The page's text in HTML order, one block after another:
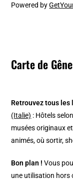
Powered by
Carte de
Retrouvez tous
(Italie) : Hôtels
musées originaux
animés, où sortir,
Bon plan ! Vous
une utilisation hors